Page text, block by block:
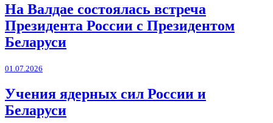
На Валдае состоялась встреча
Президента России с Президентом
Беларуси
01.07.2026
Учения ядерных сил России и
Беларуси